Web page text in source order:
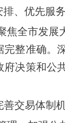
、优先服
焦全市发
整准确。
决策和公
交易体制